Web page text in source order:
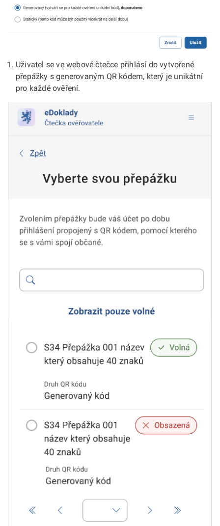
Uživatel se ve webové čtečce přihlásí do vytvořené
přepážky s generovaným QR kódem, který je unikátní
pro každé ověření.